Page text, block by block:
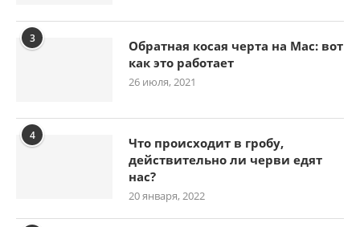
3
Обратная косая черта на Mac: вот
как это работает
26 июля, 2021
4
Что происходит в гробу,
действительно ли черви едят
нас?
20 января, 2022